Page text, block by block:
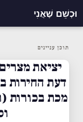
וּכְשֵׁם שֶׁאֲנִי
תוכן עניינים
דעת החירות
מכת בכורות